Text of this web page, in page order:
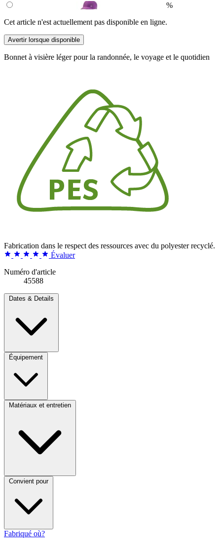
%
Cet article n'est actuellement pas disponible en ligne.
Avertir lorsque disponible
Bonnet à visière léger pour la randonnée, le voyage et le quotidien
Fabrication dans le respect des ressources avec du polyester recyclé.
Évaluer
Numéro d'article
45588
Dates & Details
Équipement
Matériaux et entretien
Convient pour
Fabriqué où?